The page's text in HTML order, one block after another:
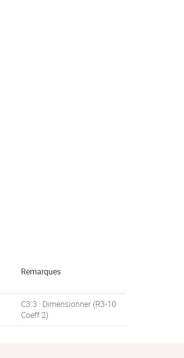
Remarques
C3.3 : Dimensionner (R3-10
Coeff 2)